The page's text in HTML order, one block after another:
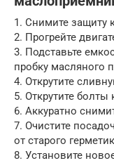
1. Снимите защиту
2. Прогрейте
3. Подставьте
пробку масляного
4. Открутите
5. Открутите
6. Аккуратно
7. Очистите
от старого
8. Установите